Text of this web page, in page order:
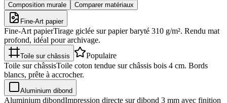
Composition murale Comparer matériaux
Fine-Art papier
Fine-Art papierTirage giclée sur papier baryté 310 g/m². Rendu mat
profond, idéal pour archivage.
Toile sur châssis
Populaire
Toile sur châssisToile coton tendue sur châssis bois 4 cm. Bords
blancs, prête à accrocher.
Aluminium dibond
Aluminium dibondImpression directe sur dibond 3 mm avec finition